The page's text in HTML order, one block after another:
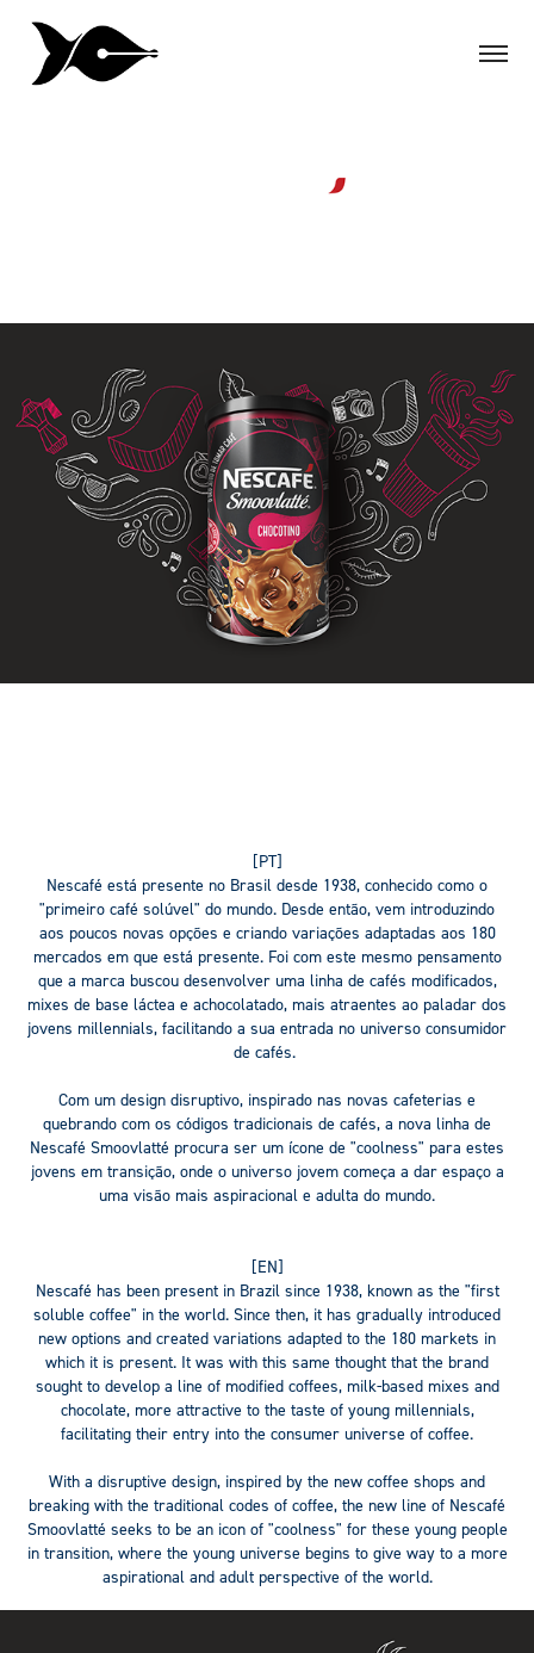
[PT]
Nescafé está presente no Brasil desde 1938, conhecido como o
"primeiro café solúvel" do mundo. Desde então, vem introduzindo
aos poucos novas opções e criando variações adaptadas aos 180
mercados em que está presente. Foi com este mesmo pensamento
que a marca buscou desenvolver uma linha de cafés modificados,
mixes de base láctea e achocolatado, mais atraentes ao paladar dos
jovens millennials, facilitando a sua entrada no universo consumidor
de cafés.
Com um design disruptivo, inspirado nas novas cafeterias e
quebrando com os códigos tradicionais de cafés, a nova linha de
Nescafé Smoovlatté procura ser um ícone de "coolness" para estes
jovens em transição, onde o universo jovem começa a dar espaço a
uma visão mais aspiracional e adulta do mundo.
[EN]
Nescafé has been present in Brazil since 1938, known as the "first
soluble coffee" in the world. Since then, it has gradually introduced
new options and created variations adapted to the 180 markets in
which it is present. It was with this same thought that the brand
sought to develop a line of modified coffees, milk-based mixes and
chocolate, more attractive to the taste of youngmillennials,
facilitating their entry into the consumer universe of coffee.
With a disruptive design, inspired by the new coffee shops and
breaking with the traditional codes of coffee, the new line of Nescafé
Smoovlatté seeks to be an icon of "coolness" for these young people
in transition, where the young universe begins to give way to a more
aspirational and adult perspective of the world.